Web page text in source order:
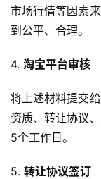
市场行情等因素
到公平、合理。
4. 淘宝平台审核
将上述材料提交
资质、转让协议
5个工作日。
5. 转让协议签订